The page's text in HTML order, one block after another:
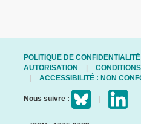
POLITIQUE DE CONFIDENTIALITÉ
AUTORISATION
ACCESSIBILITÉ : NON
Nous suivre :